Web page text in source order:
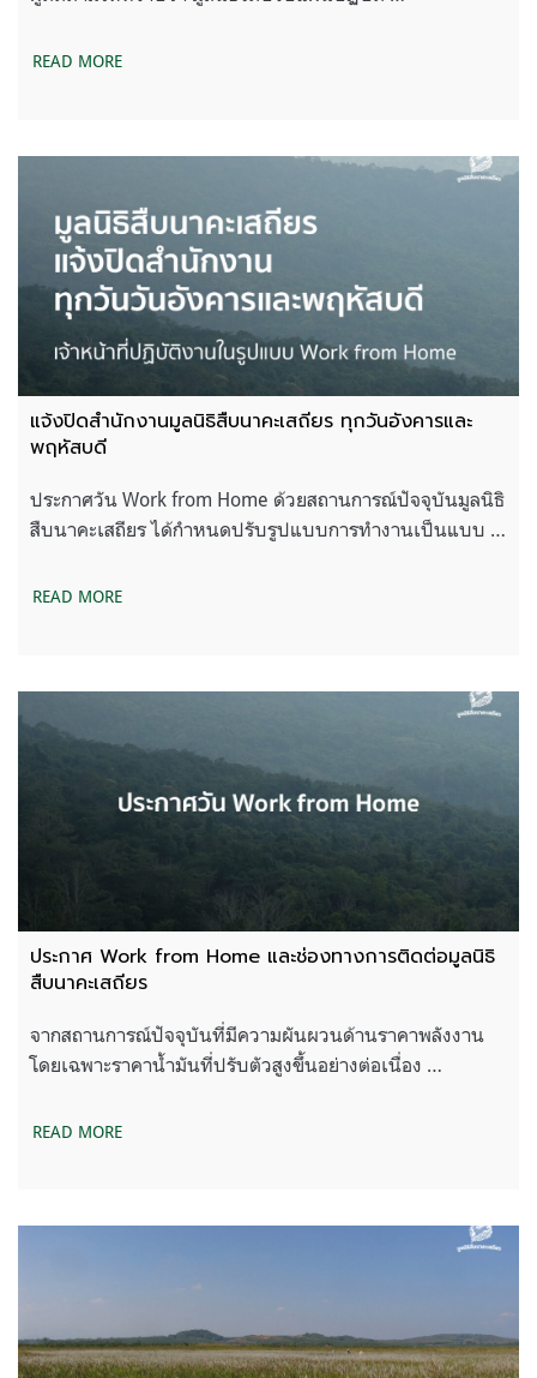
READ MORE
แจ้งปิดสำนักงานมูลนิธิสืบนาคะเสถียร ทุกวันอังคารและ
พฤหัสบดี
ประกาศวัน Work from Home ด้วยสถานการณ์ปัจจุบันมูลนิธิ
สืบนาคะเสถียร ได้กำหนดปรับรูปแบบการทำงานเป็นแบบ …
READ MORE
ประกาศ Work from Home และช่องทางการติดต่อมูลนิธิ
สืบนาคะเสถียร
จากสถานการณ์ปัจจุบันที่มีความผันผวนด้านราคาพลังงาน
โดยเฉพาะราคาน้ำมันที่ปรับตัวสูงขึ้นอย่างต่อเนื่อง …
READ MORE